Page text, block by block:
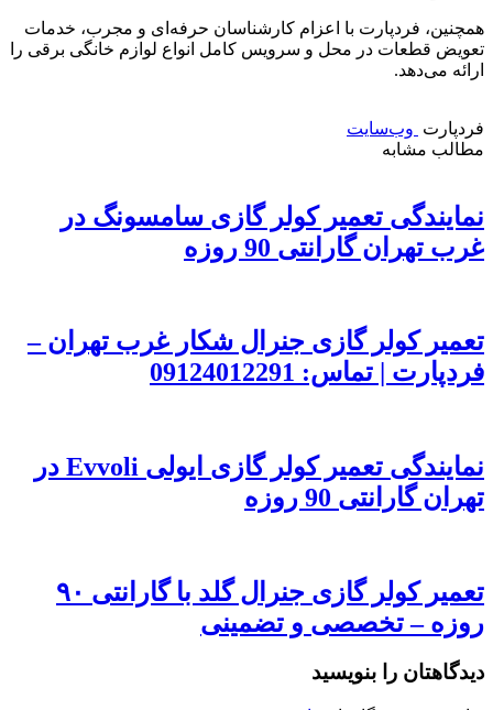
همچنین، فردپارت با اعزام کارشناسان حرفه‌ای و مجرب، خدمات
تعویض قطعات در محل و سرویس کامل انواع لوازم خانگی برقی را
ارائه می‌دهد.
فردپارت وب‌سایت
مطالب مشابه
نمایندگی تعمیر کولر گازی سامسونگ در
غرب تهران گارانتی 90 روزه
تعمیر کولر گازی جنرال شکار غرب تهران –
فردپارت | تماس: 09124012291
نمایندگی تعمیر کولر گازی ایولی Evvoli در
تهران گارانتی 90 روزه
تعمیر کولر گازی جنرال گلد با گارانتی ۹۰
روزه – تخصصی و تضمینی
دیدگاهتان را بنویسید